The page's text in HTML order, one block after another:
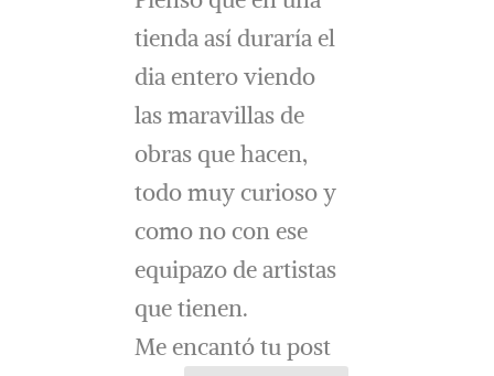
tienda así duraría el
dia entero viendo
las maravillas de
obras que hacen,
todo muy curioso y
como no con ese
equipazo de artistas
que tienen.
Me encantó tu post